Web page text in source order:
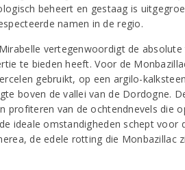
beheert en gestaag is
namen in de regio.
vertegenwoordigt de
te bieden heeft. Voor de
gebruikt, op een argilo-
boven de vallei van de Dordogne.
profiteren van de ochtendnevels die
ideale omstandigheden schept voor
de edele rotting die Monbazillac